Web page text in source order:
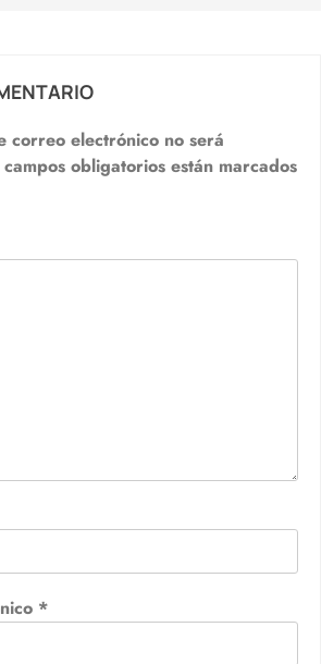
correo electrónico no será
campos obligatorios están marcados
*